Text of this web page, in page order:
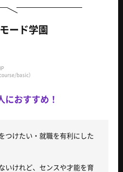
ード学園
basic）
におすすめ！
つけたい・就職を有利にした
いけれど、センスや才能を育